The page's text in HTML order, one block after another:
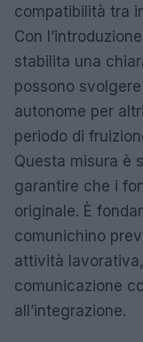
compatibilità tra
Con
stabilita una
possono
autonome per
periodo di
Questa misura è
garantire che i
originale. È
comunichino
attività
comunicazione
all’integrazione.